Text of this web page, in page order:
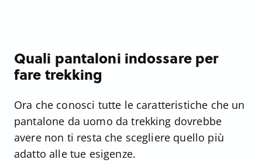
Quali pantaloni indossare per
fare trekking
Ora che conosci tutte le caratteristiche che un
pantalone da uomo da trekking dovrebbe
avere non ti resta che scegliere quello più
adatto alle tue esigenze.